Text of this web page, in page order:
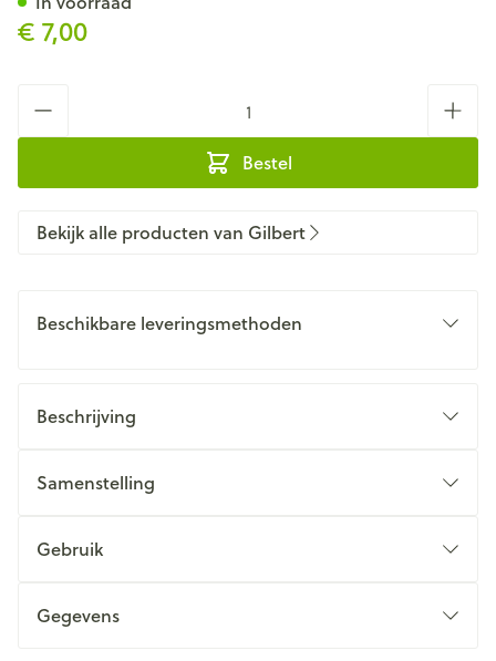
€ 7,00
Bestel
Bekijk alle producten van Gilbert
Beschikbare leveringsmethoden
Beschrijving
Samenstelling
Gebruik
Gegevens